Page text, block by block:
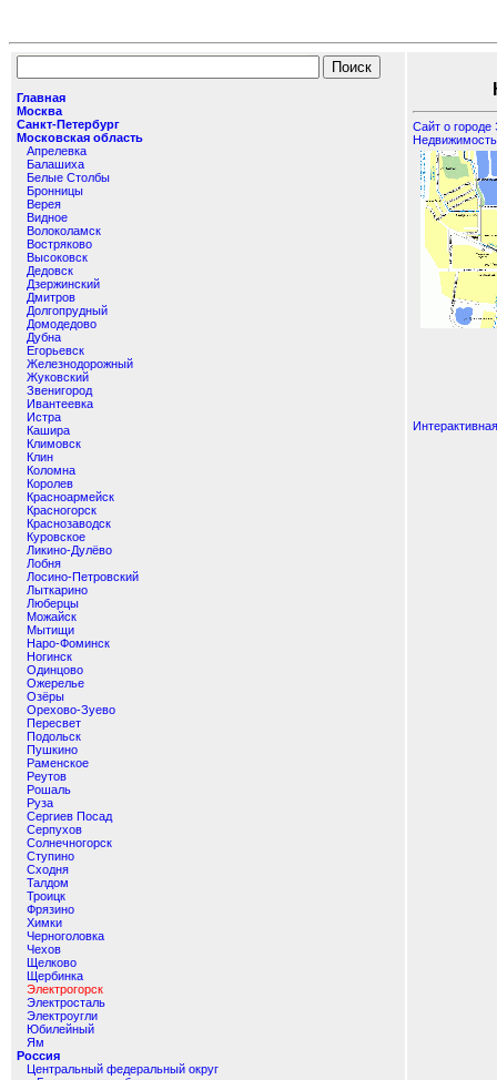
Главная
Москва
Санкт-Петербург
Московская область
Апрелевка
Балашиха
Белые Столбы
Бронницы
Верея
Видное
Волоколамск
Востряково
Высоковск
Дедовск
Дзержинский
Дмитров
Долгопрудный
Домодедово
Дубна
Егорьевск
Железнодорожный
Жуковский
Звенигород
Ивантеевка
Истра
Кашира
Климовск
Клин
Коломна
Королев
Красноармейск
Красногорск
Краснозаводск
Куровское
Ликино-Дулёво
Лобня
Лосино-Петровский
Лыткарино
Люберцы
Можайск
Мытищи
Наро-Фоминск
Ногинск
Одинцово
Ожерелье
Озёры
Орехово-Зуево
Пересвет
Подольск
Пушкино
Раменское
Реутов
Рошаль
Руза
Сергиев Посад
Серпухов
Солнечногорск
Ступино
Сходня
Талдом
Троицк
Фрязино
Химки
Черноголовка
Чехов
Щелково
Щербинка
Электрогорск
Электросталь
Электроугли
Юбилейный
Ям
Россия
Центральный федеральный округ
Сайт о городе